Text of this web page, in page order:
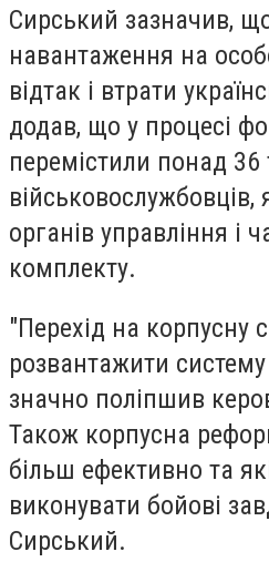
Сирський зазначив,
навантаження на
відтак і втрати
додав, що у процесі
перемістили понад 36
органів управління і
комплекту.
"Перехід на корпусну
розвантажити
значно поліпшив
Також корпусна
більш ефективно та
виконувати бойові
Сирський.